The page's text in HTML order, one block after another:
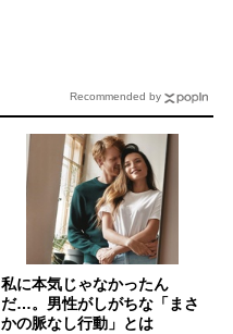
私に本気じゃなかったん
だ…。男性がしがちな「まさ
かの脈なし行動」とは
Recommended by